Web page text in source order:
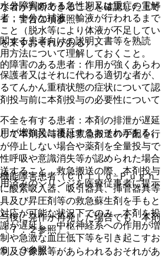
分障害のある急性期又は重症の電解
：十分な補液・輸液が行われるまで
と（脱水等により体液が不足してい
来すおそれがある）。
障害のある患者：作用が強くあらわ
全を有する患者：本剤の排泄が遅延
が増強又は遷延するおそれがある。
能障害患者（Ｃｈｉｌｄ−Ｐｕｇｈ
酸素吸入器、吸引器具、挿管器具等
及び昇圧剤等の救急蘇生剤を手もと
応が可能な状況下でのみ、本剤を投
が遅延し、中枢神経系への作用が増
や急激な血圧低下等を引き起こすお
．３参照〕。
者が判断できることを確認した上で
．警告の項参照〕。
する患者向けの説明文書等を熟読
方法について理解しておくこと。
者又はそれに代わる適切な者が、
てんかん重積状態の症状について認
投与前に本剤投与の必要性について
て本剤投与後は救急搬送の手配を行
停止しない場合や薬剤を全量投与で
呼吸や意識消失等が認められた場合
すること。救急搬送の際、本剤投与
済みのシリンジを医療従事者に提示
後に発作が再発した場合でも、本剤
７．２参照〕。
及び徐脈等があらわれるおそれがあ